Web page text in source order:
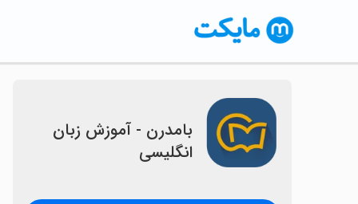
‏بامدرن - آموزش زبان
انگلیسی